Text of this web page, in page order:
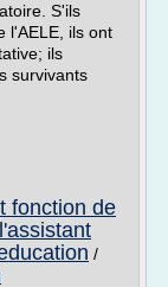
S'ils
l'AELE, ils ont
ils
survivants
fonction de
/